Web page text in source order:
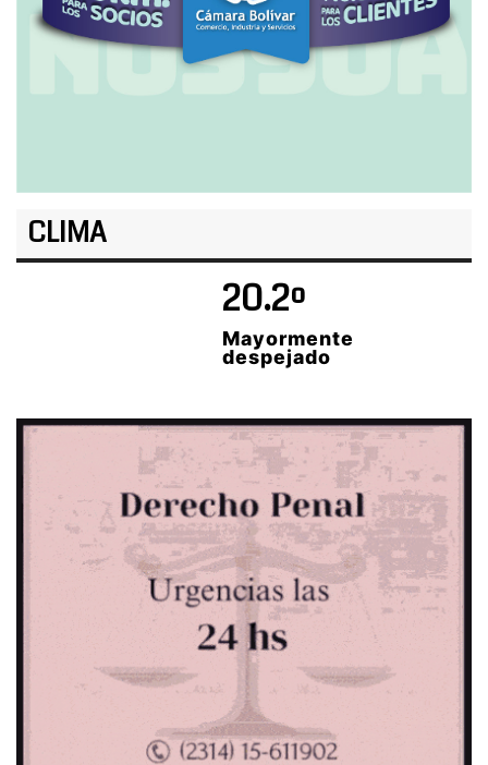
CLIMA
20.2º
Mayormente
despejado